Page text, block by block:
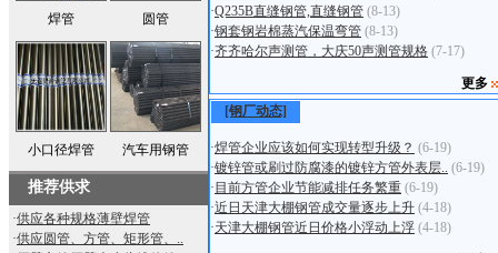
焊管 圆管
小口径焊管 汽车用钢管
推荐供求
·供应各种规格薄壁焊管
·供应圆管、方管、矩形管、..
·Q235B直缝钢管,直缝钢管 (8-13)
·钢套钢岩棉蒸汽保温弯管 (8-13)
·齐齐哈尔声测管，大庆50声测管规格 (7-17)
更多
[钢厂动态]
·焊管企业应该如何实现转型升级？ (6-19)
·镀锌管或刷过防腐漆的镀锌方管外表层.. (6-19)
· 目前方管企业节能减排任务繁重 (6-19)
·近日天津大棚钢管成交量逐步上升 (4-18)
·天津大棚钢管近日价格小浮动上浮 (4-18)